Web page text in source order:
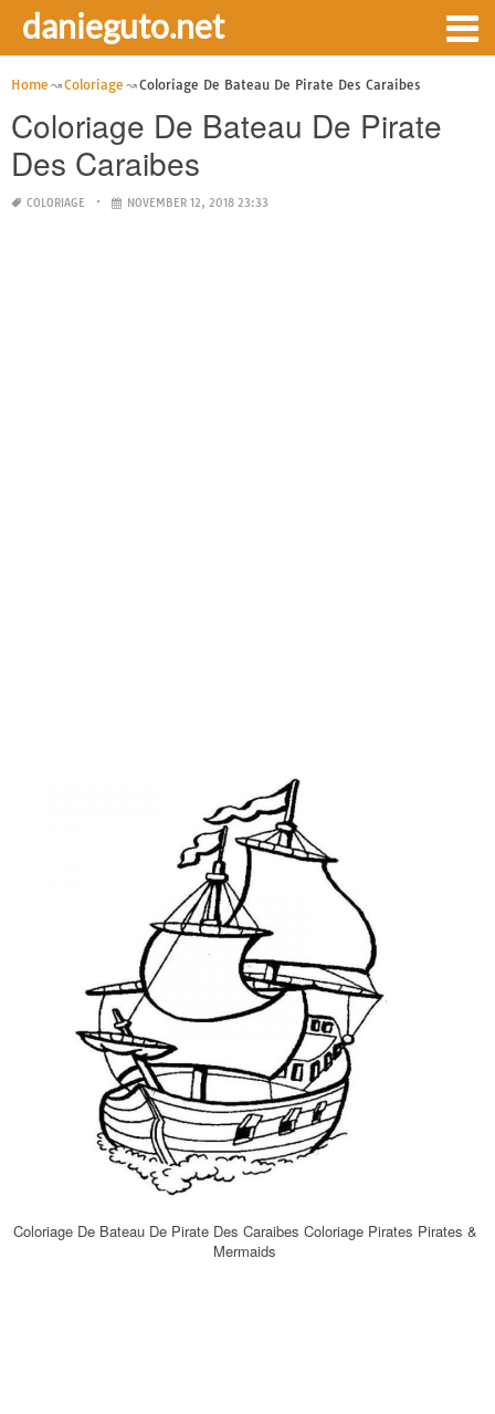
danieguto.net
Home Coloriage Coloriage De Bateau De Pirate Des Caraibes
Coloriage De Bateau De Pirate
Des Caraibes
COLORIAGE NOVEMBER 12, 2018 23:33
Coloriage De Bateau De Pirate Des Caraibes Coloriage Pirates Pirates &
Mermaids